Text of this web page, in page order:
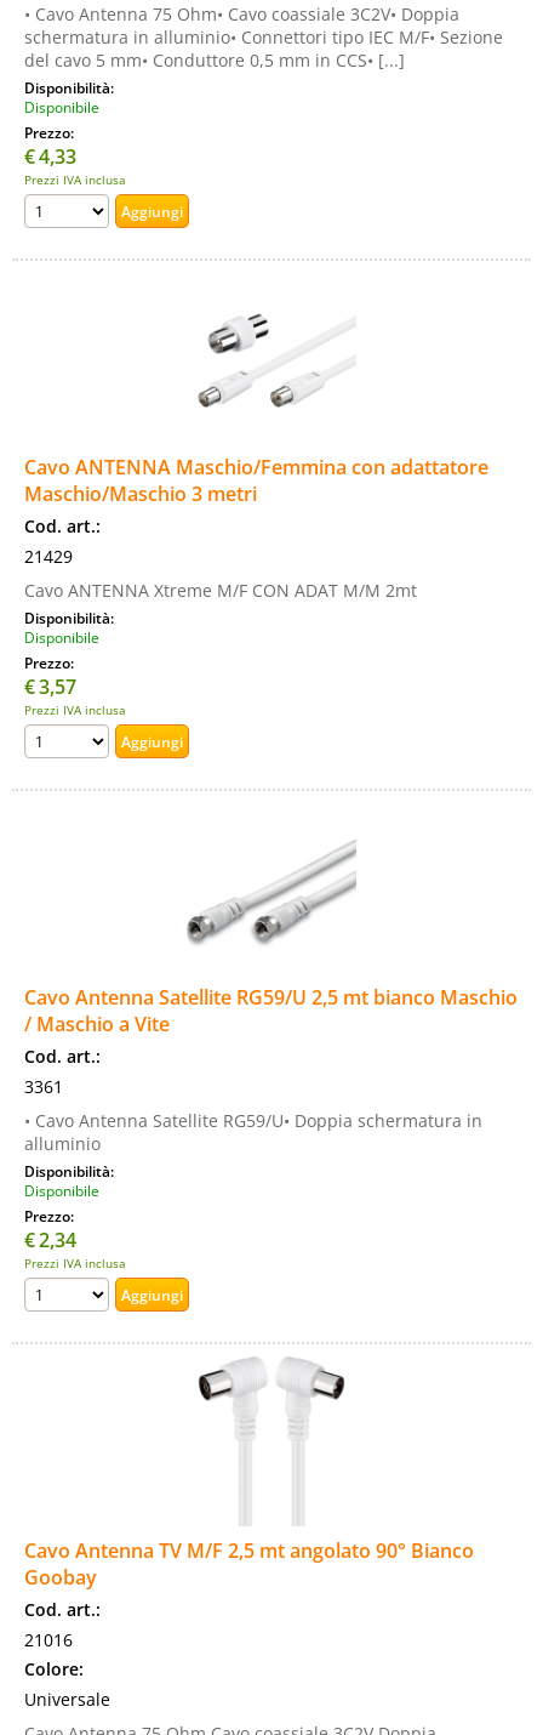
• Cavo Antenna 75 Ohm• Cavo coassiale 3C2V• Doppia
schermatura in alluminio• Connettori tipo IEC M/F• Sezione
del cavo 5 mm• Conduttore 0,5 mm in CCS• [...]
Disponibilità:
Disponibile
Prezzo:
€4,33
Prezzi IVA inclusa
Cavo ANTENNA Maschio/Femmina con adattatore
Maschio/Maschio 3 metri
Cod. art.:
21429
Cavo ANTENNA Xtreme M/F CON ADAT M/M 2mt
Disponibilità:
Disponibile
Prezzo:
€3,57
Prezzi IVA inclusa
Cavo Antenna Satellite RG59/U 2,5 mt bianco Maschio
/ Maschio a Vite
Cod. art.:
3361
• Cavo Antenna Satellite RG59/U• Doppia schermatura in
alluminio
Disponibilità:
Disponibile
Prezzo:
€2,34
Prezzi IVA inclusa
Cavo Antenna TV M/F 2,5 mt angolato 90° Bianco
Goobay
Cod. art.:
21016
Colore:
Universale